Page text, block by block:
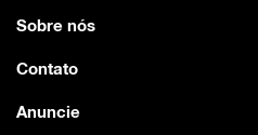
Sobre nós
Contato
Anuncie